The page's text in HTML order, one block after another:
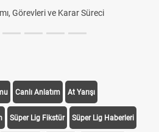
Görevleri ve Karar Süreci
Canlı Anlatım At Yarışı
Süper Lig Fikstür Süper Lig Haberleri